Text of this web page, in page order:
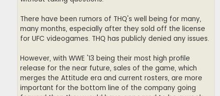
There have been rumors of THQ's well being for many,
many months, especially after they sold off the license
for UFC videogames. THQ has publicly denied any issues.
However, with WWE '13 being their most high profile
release for the near future, sales of the game, which
merges the Attitude era and current rosters, are more
important for the bottom line of the company going